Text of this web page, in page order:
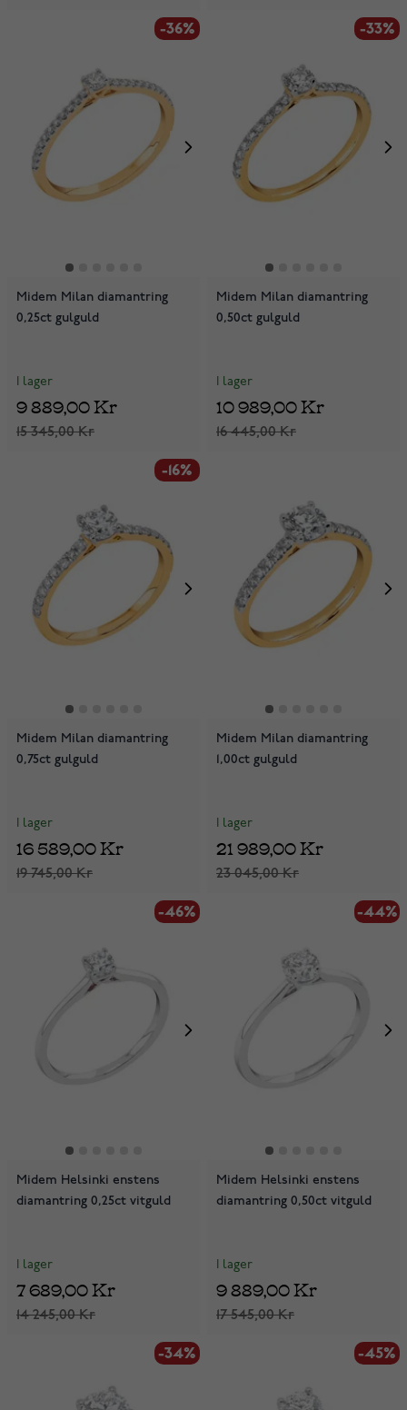
-36%
Midem Milan diamantring
0,25ct gulguld
I lager
15 345,00 Kr
9 889,00 Kr
-33%
Midem Milan diamantring
0,50ct gulguld
I lager
16 445,00 Kr
10 989,00 Kr
-16%
Midem Milan diamantring
0,75ct gulguld
I lager
19 745,00 Kr
16 589,00 Kr
Midem Milan diamantring
1,00ct gulguld
I lager
23 045,00 Kr
21 989,00 Kr
-46%
Midem Helsinki enstens
diamantring 0,25ct vitguld
I lager
14 245,00 Kr
7 689,00 Kr
-44%
Midem Helsinki enstens
diamantring 0,50ct vitguld
I lager
17 545,00 Kr
9 889,00 Kr
-34% -45%